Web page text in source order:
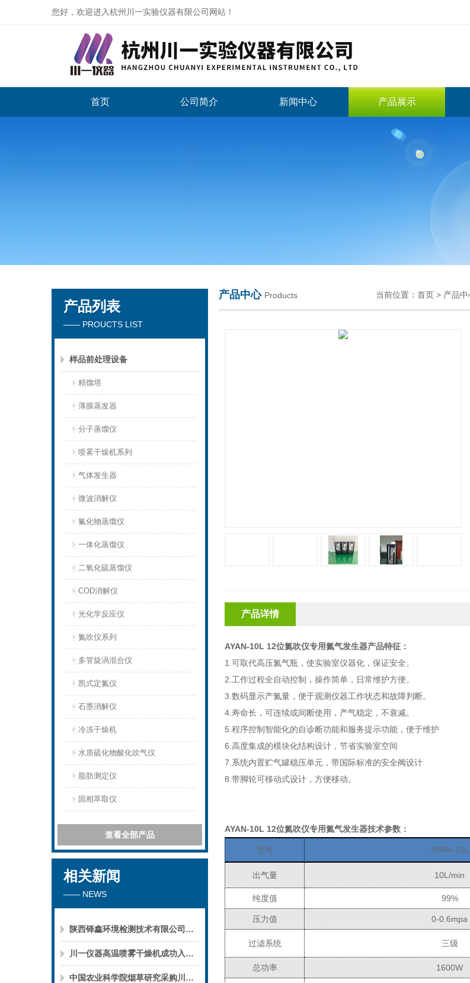
您好，欢迎进入杭州川一实验仪器有限公司网站！
杭州川一实验仪器有限公司
首页 公司简介 新闻中心 产品展示
产品列表
—— PROUCTS LIST
样品前处理设备
精馏塔
薄膜蒸发器
分子蒸馏仪
喷雾干燥机系列
气体发生器
微波消解仪
氟化物蒸馏仪
一体化蒸馏仪
二氧化硫蒸馏仪
COD消解仪
光化学反应仪
氮吹仪系列
多管旋涡混合仪
凯式定氮仪
石墨消解仪
冷冻干燥机
水质硫化物酸化吹气仪
脂肪测定仪
固相萃取仪
查看全部产品
相关新闻
—— NEWS
陕西铎鑫环境检测技术有限公司采购我司全自动液液萃取仪
川一仪器高温喷雾干燥机成功入驻鄱阳职业学院，助力职业教育实训平台升级
中国农业科学院烟草研究采购川一仪器喷雾干燥机
产品中心 Products 当前位置： 首页 > 产品中
产品详情
AYAN-10L 12位氮吹仪专用氮气发生器产品特征：
1. 可取代高压氮气瓶，使实验室仪器化，保证安全。
2. 工作过程全自动控制，操作简单，日常维护方便。
3. 数码显示产氮量，便于观测仪器工作状态和故障判断。
4. 寿命长，可连续或间断使用，产气稳定，不衰减。
5. 程序控制智能化的自诊断功能和服务提示功能，便于维护
6. 高度集成的模块化结构设计，节省实验室空间
7. 系统内置贮气罐稳压单元，带国际标准的安全阀设计
8. 带脚轮可移动式设计，方便移动。
AYAN-10L 12位氮吹仪专用氮气发生器技术参数：
型号 AYAN-10L
出气量 10L/min
纯度值 99%
压力值 0-0.6mpa
过滤系统 三级
总功率 1600W